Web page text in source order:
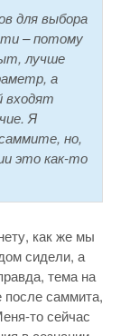
для выбора
– потому
лучше
а
входят
Я
но,
это как-то
как же мы
сидели, а
тема на
саммита,
то сейчас